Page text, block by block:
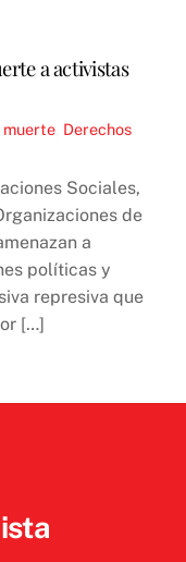
a activistas
muerte Derechos
Sociales,
de
a
políticas y
represiva que
[…]